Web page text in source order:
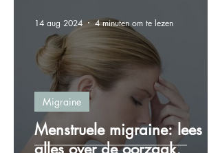
Menstruele migraine: lees
alles over de oorzaak,
Migraine
14 aug 2024 4 minuten om te lezen